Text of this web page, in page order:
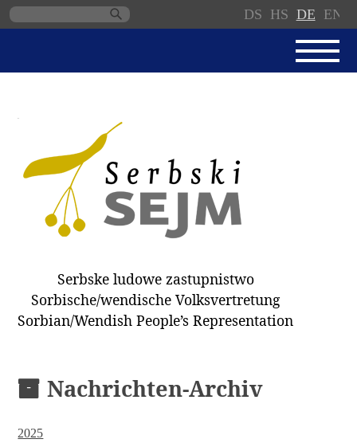
DS HS DE EN
SERBSKI SEJM
GESCHÄFTSORDNUNG
PROTOKOLLE / BESCHLÜSSE
SPENDEN
ABGEORDNETE
AUSSCHÜSSE
Serbske ludowe zastupnistwo
Sorbische/wendische Volksvertretung
Sorbian/Wendish People’s Representation
Nachrichten-Archiv
2025